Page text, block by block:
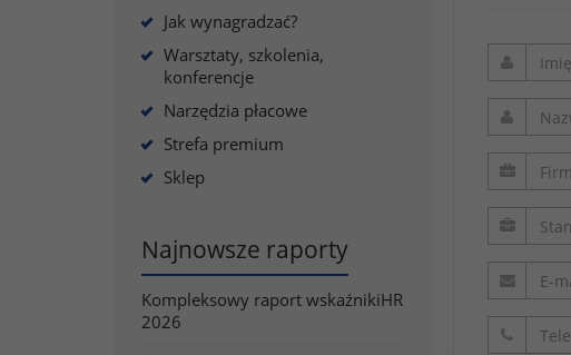
Jak wynagradzać?
Warsztaty, szkolenia,
konferencje
Narzędzia płacowe
Strefa premium
Sklep
Najnowsze raporty
Kompleksowy raport wskaźnikiHR
2026